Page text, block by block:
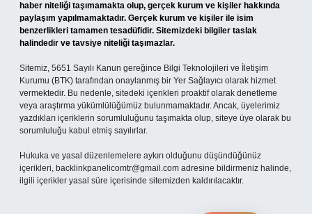
haber niteliği taşımamakta olup, gerçek kurum ve kişiler hakkında
paylaşım yapılmamaktadır. Gerçek kurum ve kişiler ile isim
benzerlikleri tamamen tesadüfidir. Sitemizdeki bilgiler taslak
halindedir ve tavsiye niteliği taşımazlar.
Sitemiz, 5651 Sayılı Kanun gereğince Bilgi Teknolojileri ve İletişim
Kurumu (BTK) tarafından onaylanmış bir Yer Sağlayıcı olarak hizmet
vermektedir. Bu nedenle, sitedeki içerikleri proaktif olarak denetleme
veya araştırma yükümlülüğümüz bulunmamaktadır. Ancak, üyelerimiz
yazdıkları içeriklerin sorumluluğunu taşımakta olup, siteye üye olarak bu
sorumluluğu kabul etmiş sayılırlar.
Hukuka ve yasal düzenlemelere aykırı olduğunu düşündüğünüz
içerikleri, backlinkpanelicomtr@gmail.com adresine bildirmeniz halinde,
ilgili içerikler yasal süre içerisinde sitemizden kaldırılacaktır.